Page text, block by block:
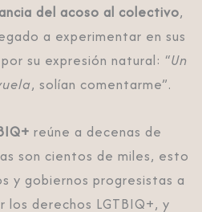
del acoso al colectivo,
a experimentar en sus
su expresión natural: “Un
, solían comentarme”.
reúne a decenas de
son cientos de miles, esto
y gobiernos progresistas a
los derechos LGTBIQ+, y